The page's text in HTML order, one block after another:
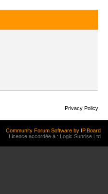
Privacy Policy
Community Forum Software by IP.Board
Licence accordée à : Logic Sunrise Ltd